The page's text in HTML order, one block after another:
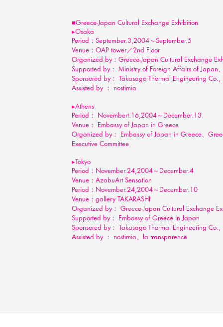
■Greece-Japan Cultural Exchange Exhibition
▸Osaka
Period ：September.3,2004～September.5
Venue ：OAP tower／2nd Floor
Organized by：Greece-Japan Cultural Exchange
Supported by： Ministry of Foreign Affairs of Japan
Sponsored by： Takasago Thermal Engineering
Assisted by ： nostimia
▸Athens
Period ： Novembert.16,2004～December.13
Venue ： Embassy of Japan in Greece
Organized by： Embassy of Japan in Greece、
Executive Committee
▸Tokyo
Period ：November.24,2004～December.4
Venue ：AzabuArt Sensation
Period ：November.24,2004～December.10
Venue ：gallery TAKARASHI
Organized by： Greece-Japan Cultural Exchange
Supported by： Embassy of Greece in Japan
Sponsored by： Takasago Thermal Engineering
Assisted by ： nostimia、la transparence